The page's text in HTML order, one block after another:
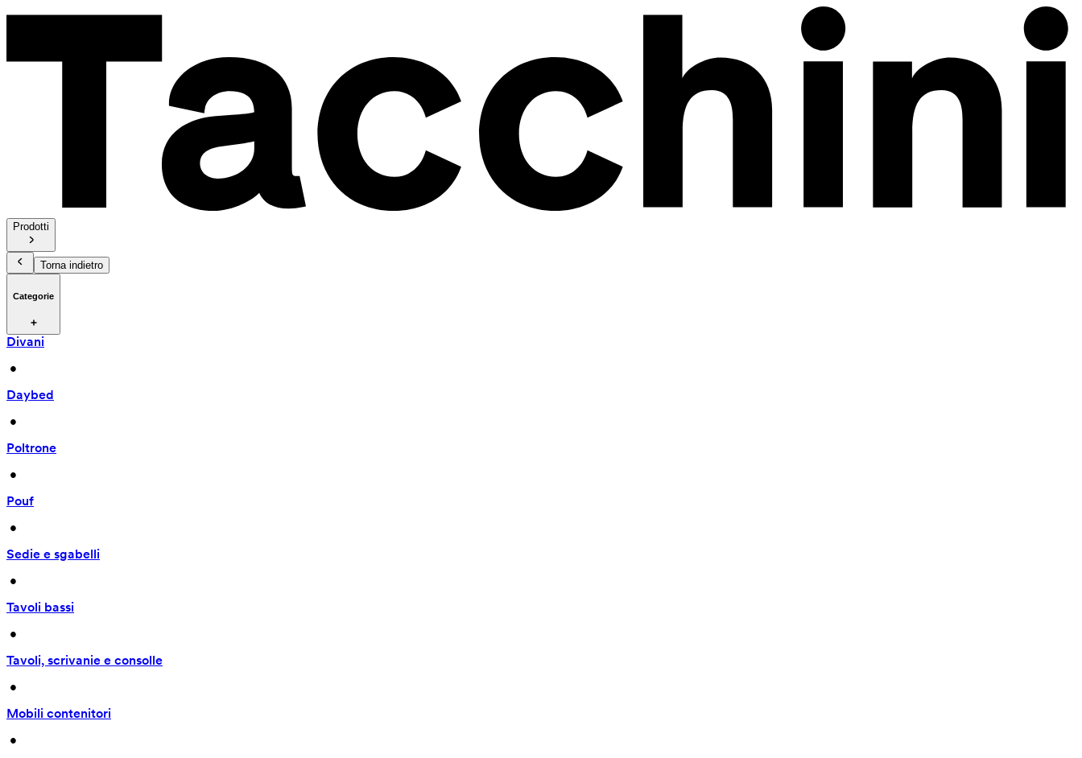
Prodotti
Torna indietro
Categorie
Divani
•
Daybed
•
Poltrone
•
Pouf
•
Sedie e sgabelli
•
Tavoli bassi
•
Tavoli, scrivanie e consolle
•
Mobili contenitori
•